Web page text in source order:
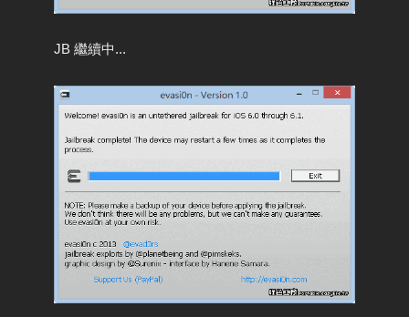
JB 繼續中...